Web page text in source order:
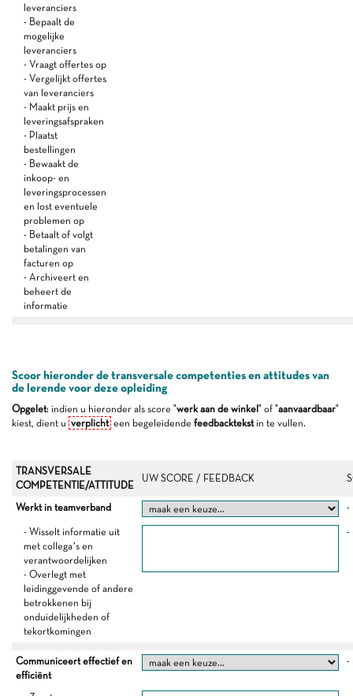
leveranciers
- Bepaalt de
mogelijke
leveranciers
- Vraagt offertes op
- Vergelijkt offertes
van leveranciers
- Maakt prijs en
leveringsafspraken
- Plaatst
bestellingen
- Bewaakt de
inkoop- en
leveringsprocessen
en lost eventuele
problemen op
- Betaalt of volgt
betalingen van
facturen op
- Archiveert en
beheert de
informatie
Scoor hieronder de transversale competenties en attitudes van
de lerende voor deze opleiding
Opgelet: indien u hieronder als score "werk aan de winkel " of "aanvaardbaar"
kiest, dient u verplicht een begeleidende feedbacktekstin te vullen.
TRANSVERSALE
COMPETENTIE/ATTITUDE
UW SCORE / FEEDBACK
Werkt in teamverband -
- Wisselt informatie uit
met collega’s en
verantwoordelijken
- Overlegt met
leidinggevende of andere
betrokkenen bij
onduidelijkheden of
tekortkomingen
-
Communiceert effectief en
efficiënt
-